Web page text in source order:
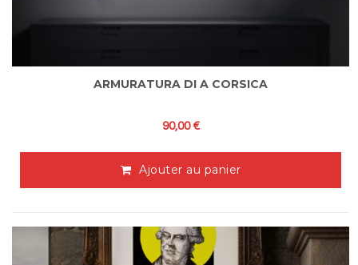
ARMURATURA DI A CORSICA
90,00€
Ajouter au panier